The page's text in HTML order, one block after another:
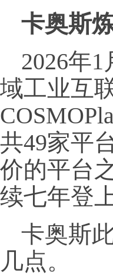
卡奥斯
2026年
域工业互
共49家平
价的平台
续七年登
卡奥斯
几点。